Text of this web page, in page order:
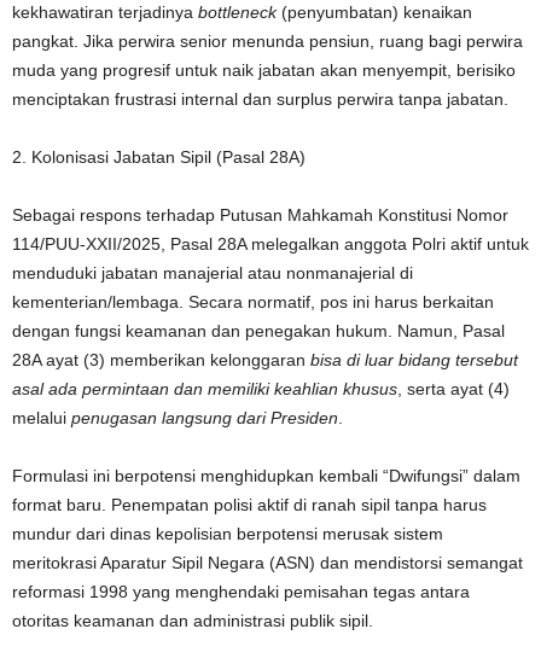
kekhawatiran terjadinya bottleneck(penyumbatan) kenaikan
pangkat. Jika perwira senior menunda pensiun, ruang bagi perwira
muda yang progresif untuk naik jabatan akan menyempit, berisiko
menciptakan frustrasi internal dan surplus perwira tanpa jabatan.
2. Kolonisasi Jabatan Sipil (Pasal 28A)
Sebagai respons terhadap Putusan Mahkamah Konstitusi Nomor
114/PUU-XXII/2025, Pasal 28A melegalkan anggota Polri aktif untuk
menduduki jabatan manajerial atau nonmanajerial di
kementerian/lembaga. Secara normatif, pos ini harus berkaitan
dengan fungsi keamanan dan penegakan hukum. Namun, Pasal
28A ayat (3) memberikan kelonggaran bisa di luar bidang tersebut
asal ada permintaan dan memiliki keahlian khusus , serta ayat (4)
melalui penugasan langsung dari Presiden
Formulasi ini berpotensi menghidupkan kembali “Dwifungsi” dalam
format baru. Penempatan polisi aktif di ranah sipil tanpa harus
mundur dari dinas kepolisian berpotensi merusak sistem
meritokrasi Aparatur Sipil Negara (ASN) dan mendistorsi semangat
reformasi 1998 yang menghendaki pemisahan tegas antara
otoritas keamanan dan administrasi publik sipil.